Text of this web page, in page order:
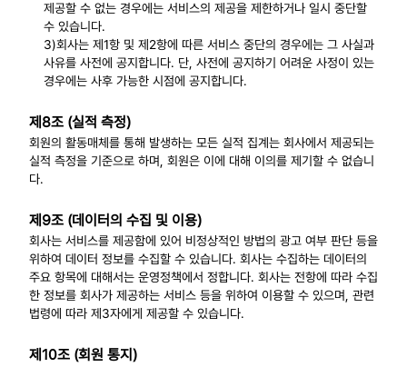
제공할 수 없는 경우에는 서비스의 제공을 제한하거나 일시 중단할
수 있습니다.
3)회사는 제1항 및 제2항에 따른 서비스 중단의 경우에는 그 사실과
사유를 사전에 공지합니다. 단, 사전에 공지하기 어려운 사정이 있는
경우에는 사후 가능한 시점에 공지합니다.
제8조 (실적 측정)
회원의 활동매체를 통해 발생하는 모든 실적 집계는 회사에서 제공되는
실적 측정을 기준으로 하며, 회원은 이에 대해 이의를 제기할 수 없습니
다.
제9조 (데이터의 수집 및 이용)
회사는 서비스를 제공함에 있어 비정상적인 방법의 광고 여부 판단 등을
위하여 데이터 정보를 수집할 수 있습니다. 회사는 수집하는 데이터의
주요 항목에 대해서는 운영정책에서 정합니다. 회사는 전항에 따라 수집
한 정보를 회사가 제공하는 서비스 등을 위하여 이용할 수 있으며, 관련
법령에 따라 제3자에게 제공할 수 있습니다.
제10조 (회원 통지)